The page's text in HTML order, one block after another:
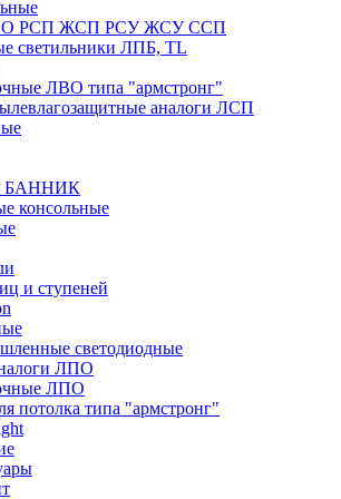
РСП ЖСП РСУ ЖСУ ССП
светильники ЛПБ, TL
ЛВО типа "армстронг"
аналоги ЛСП
БАННИК
консольные
и ступеней
светодиодные
ЛПО
ЛПО
потолка типа "армстронг"